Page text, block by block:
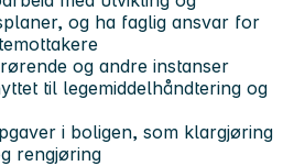
og ha faglig ansvar for
og andre instanser
til legemiddelhåndtering og
i boligen, som klargjøring
rengjøring